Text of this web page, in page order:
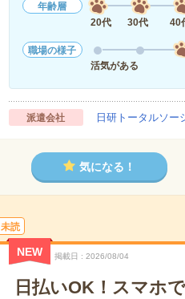
年齢層
20代
30代 40
職場の様子
活気がある
派遣会社 日研トータルソ
気になる！
未読
NEW 掲載日 2026/08/04
日払いOK！スマホ